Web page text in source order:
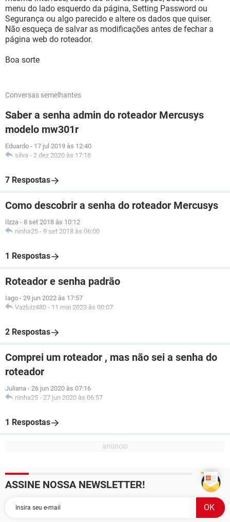
menu do lado esquerdo da página, Setting Password ou
Segurança ou algo parecido e altere os dados que quiser.
Não esqueça de salvar as modificações antes de fechar a
página web do roteador.
Boa sorte
Conversas semelhantes
Saber a senha admin do roteador Mercusys
modelo mw301r
Eduardo - 17 jul 2019 às 12:40
silva - 2 dez 2020 às 17:18
7 Respostas
Como descobrir a senha do roteador Mercusys
Ilzza - 8 set 2018 às 10:12
ninha25 - 9 set 2018 às 06:00
1 Respostas
Roteador e senha padrão
Iago - 29 jun 2022 às 17:57
Vazluiz480 - 11 mai 2023 às 00:07
2 Respostas
Comprei um roteador , mas não sei a senha do
roteador
Juliana - 26 jun 2020 às 07:16
ninha25 - 27 jun 2020 às 06:57
1 Respostas
ASSINE NOSSA NEWSLETTER!